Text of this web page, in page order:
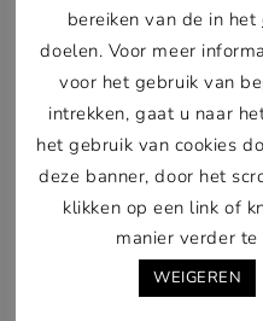
ontwarren van de
voor baasjes die hun
topconditie houden.
Natuurlijke
optimale
De Bark Bliss Spray
veganistische
huid en vacht. Het
bereiken van de in het
doelen. Voor meer
voor het gebruik van
intrekken, gaat u naar
het gebruik van cookies
deze banner, door het
klikken op een link of
manier verder
WEIGEREN